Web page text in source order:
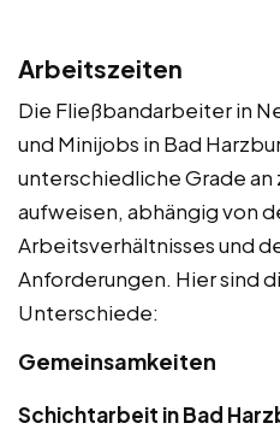
Arbeitszeiten
Die Fließbandarbeiter in
und Minijobs in Bad
unterschiedliche Grade
aufweisen, abhängig von
Arbeitsverhältnisses und
Anforderungen. Hier sind
Unterschiede:
Gemeinsamkeiten
Schichtarbeit in Bad